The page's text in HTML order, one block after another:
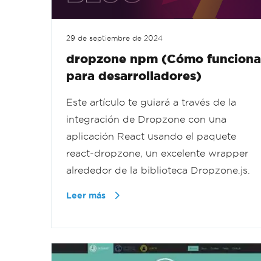
29 de septiembre de 2024
dropzone npm (Cómo funciona
para desarrolladores)
Este artículo te guiará a través de la
integración de Dropzone con una
aplicación React usando el paquete
react-dropzone, un excelente wrapper
alrededor de la biblioteca Dropzone.js.
Leer más